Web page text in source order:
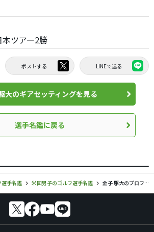
ツアー2勝
ポストする LINEで送る
大のギアセッティングを見る
選手名鑑に戻る
選手名鑑 米国男子のゴルフ選手名鑑 金子 駆大のプロフィール・ツアー成績